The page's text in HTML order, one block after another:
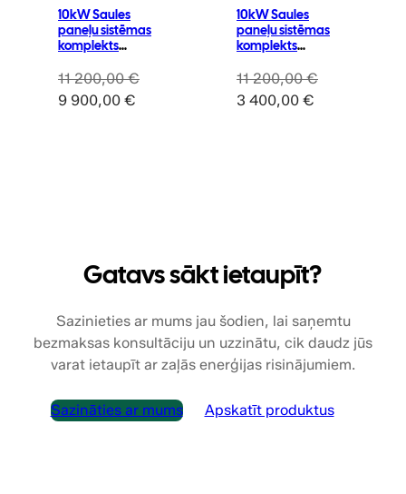
10kW Saules
paneļu sistēmas
komplekts
Smart”
11 200,00€
Original
9 900,00 €
10kW Saules
paneļu sistēmas
komplekts
Smart”
11 200,00€
Original
3 400,00 €
Gatavs sākt ietaupīt?
Sazinieties ar mums jau šodien, lai saņemtu
bezmaksas konsultāciju un uzzinātu, cik daudz jūs
varat ietaupīt ar zaļās enerģijas risinājumiem.
Sazināties ar mums Apskatīt produktus